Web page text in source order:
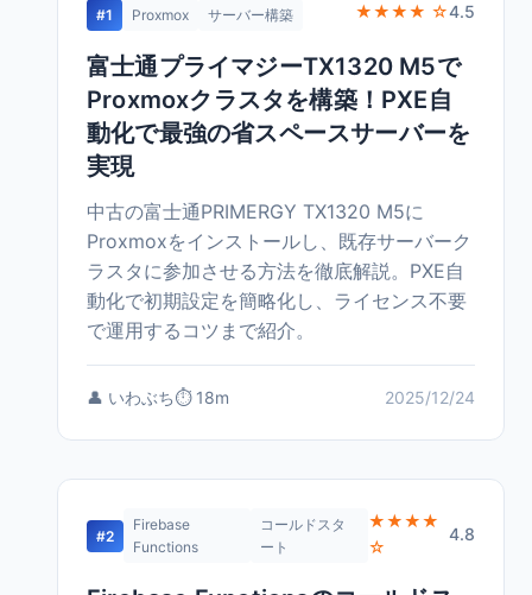
#1 Proxmox サーバー構築 ★★★★ ☆4.5
富士通プライマジーTX1320 M5で
Proxmoxクラスタを構築！PXE自
動化で最強の省スペースサーバーを
実現
中古の富士通PRIMERGY TX1320 M5に
Proxmoxをインストールし、既存サーバーク
ラスタに参加させる方法を徹底解説。PXE自
動化で初期設定を簡略化し、ライセンス不要
で運用するコツまで紹介。
👤 いわぶち⏱️ 18m 2025/12/24
#2
Firebase
Functions
コールドスタ
ート
★★★★
☆
4.8